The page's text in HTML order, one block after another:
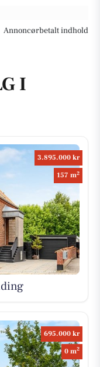
Annoncørbetalt indhold
I
3.895.000 kr
157 m2
695.000 kr
0 m2